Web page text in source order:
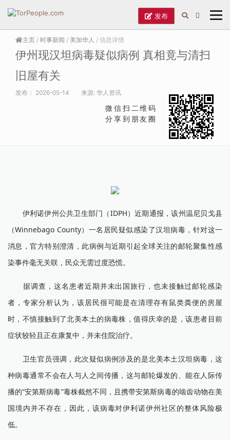
发布
主页 / 时事新闻 / 美加华人 / 信息详情
伊州现汉坦病毒疑似病例 真相竟与清扫
旧屋有关
发布： 2026-05-14 来源: 华人资讯
微信扫二维码
分享到朋友圈
伊利诺伊州公共卫生部门（IDPH）近期通报，该州温尼贝戈县
（Winnebago County）一名居民疑似感染了汉坦病毒，针对这一
消息，官方特别澄清，此病例与近期引起全球关注的邮轮聚集性感
染事件毫无关联，民众无需过度恐慌。
据调查，这名患者近期并未出国旅行，也未接触过邮轮感染
者，专家分析认为，该居民很可能是在清理存有鼠类粪便的房屋
时，不慎接触到了北美本土的病毒株，值得庆幸的是，该患者目前
症状较轻且正在康复中，并未住院治疗。
卫生官员强调，此次疑似病例涉及的是北美本土汉坦病毒，这
种病毒通常不会在人与人之间传播，这与邮轮爆发的、能在人际传
播的“安第斯病毒”毒株截然不同，且携带安第斯病毒的啮齿动物在美
国境内并不存在，因此，该病毒对伊利诺伊州社区的整体风险极
低。